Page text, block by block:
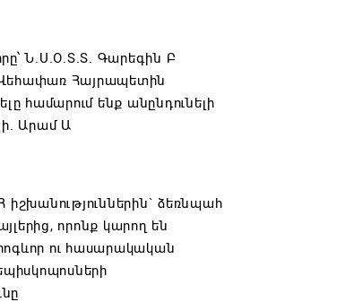
Ն.Ս.Օ.Տ.Տ. Գարեգին Բ
Հայրապետին
համարում ենք անընդունելի
Արամ Ա
իշխանություններին` ձեռնպահ
որոնք կարող են
ու հասարակական